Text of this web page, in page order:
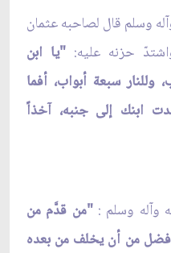
وسلم قال لصاحبه عثمان
حزنه عليه:"يا ابن
وللنار سبعة أبواب، أفما
ابنك إلى جنبه، آخذاً
وآله وسلم : "من قدَّم من
من أن يخلف من بعده